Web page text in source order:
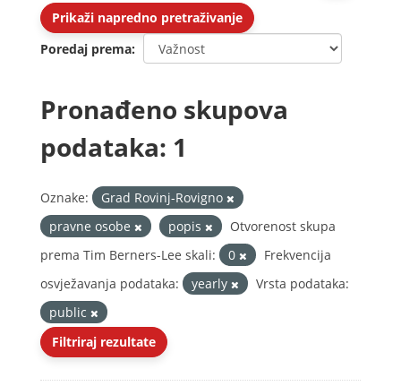
Prikaži napredno pretraživanje
Poredaj prema
Pronađeno skupova
podataka: 1
Oznake:
Grad Rovinj-Rovigno
pravne osobe
popis
Otvorenost skupa
prema Tim Berners-Lee skali:
0
Frekvencija
osvježavanja podataka:
yearly
Vrsta podataka:
public
Filtriraj rezultate